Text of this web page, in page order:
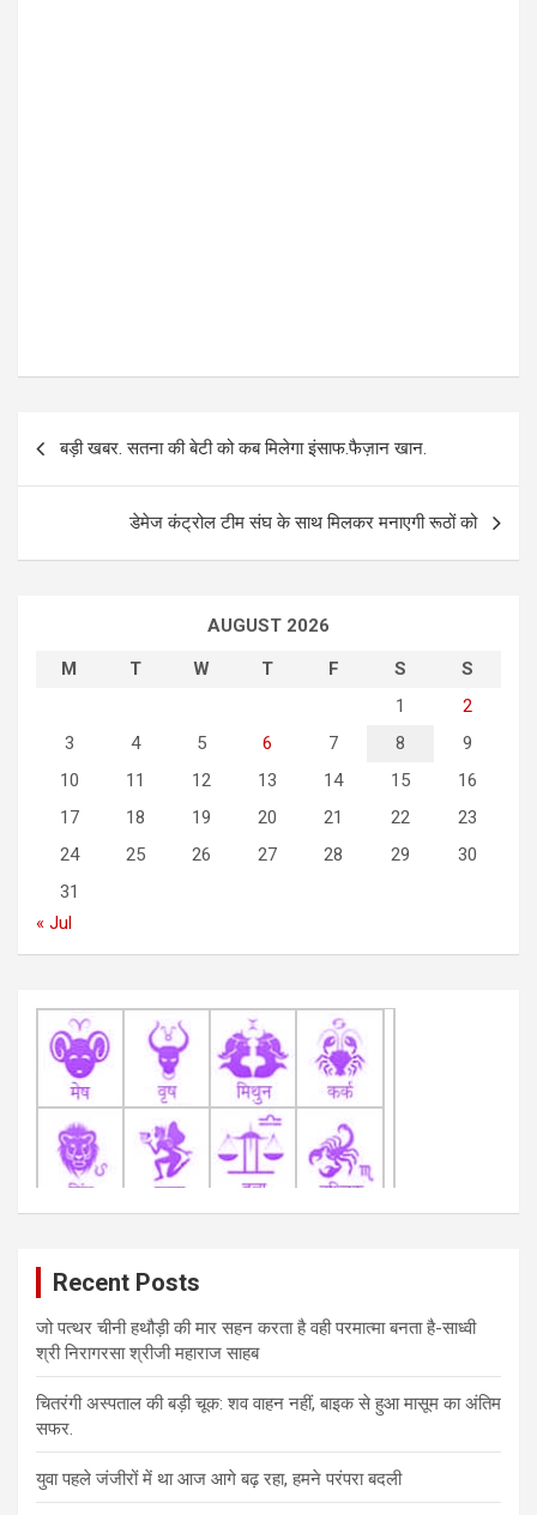
बड़ी खबर. सतना की बेटी को कब मिलेगा इंसाफ.फैज़ान खान.
डेमेज कंट्रोल टीम संघ के साथ मिलकर मनाएगी रूठों को
AUGUST 2026
M
T W T F S
S
1
2
3
4 5 6 7 8
9
10
11 12 13 14 15
16
17
18 19 20 21 22
23
24
25 26 27 28 29
30
31
« Jul
Recent Posts
जो पत्थर चीनी हथौड़ी की मार सहन करता है वही परमात्मा बनता है-साध्वी
श्री निरागरसा श्रीजी महाराज साहब
चितरंगी अस्पताल की बड़ी चूक: शव वाहन नहीं, बाइक से हुआ मासूम का अंतिम
सफर.
युवा पहले जंजीरों में था आज आगे बढ़ रहा, हमने परंपरा बदली